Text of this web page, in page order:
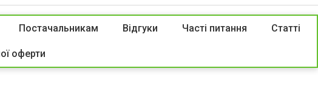
Постачальникам Відгуки Часті питання Статті
оферти